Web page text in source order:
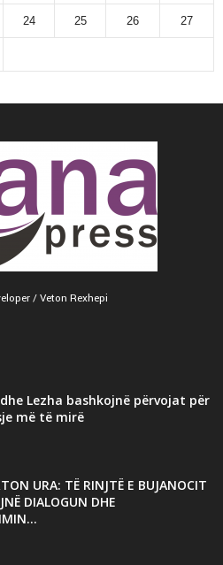
24 25 26 27
/ Veton Rexhepi
Lezha bashkojnë përvojat për
më të mirë
URA: TË RINJTË E BUJANOCIT
DIALOGUN DHE